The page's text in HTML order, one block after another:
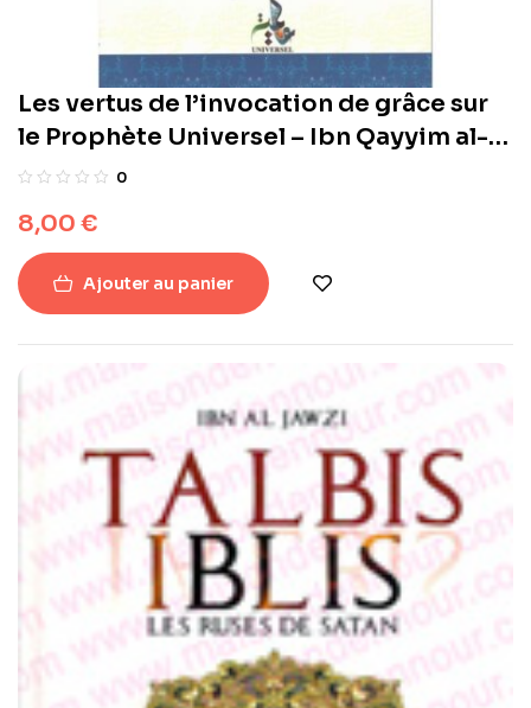
Les vertus de l’invocation de grâce sur
le Prophète Universel – Ibn Qayyim al-
Jawziyya –
0
8,00 €
Ajouter au panier